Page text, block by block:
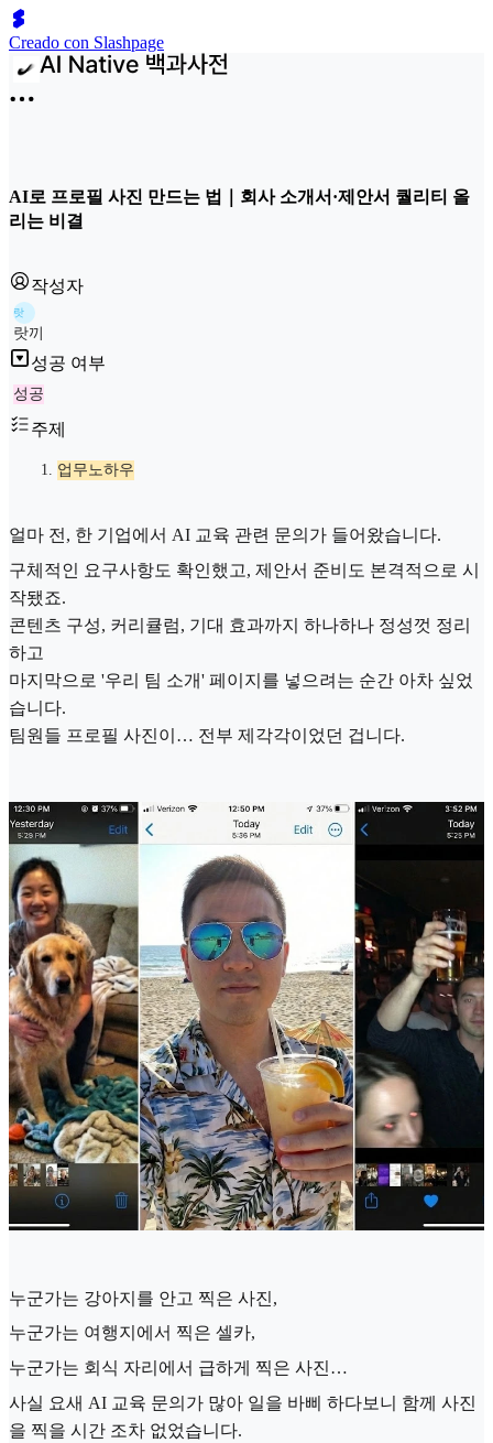
Creado con Slashpage
AI로 프로필 사진 만드는 법｜회사 소개서·제안서 퀄리티 올
리는 비결
작성자
랏
랏끼
성공 여부
성공
주제
업무노하우
얼마 전, 한 기업에서 AI 교육 관련 문의가 들어왔습니다.
구체적인 요구사항도 확인했고, 제안서 준비도 본격적으로 시
작됐죠.
콘텐츠 구성, 커리큘럼, 기대 효과까지 하나하나 정성껏 정리
하고
마지막으로 '우리 팀 소개' 페이지를 넣으려는 순간 아차 싶었
습니다.
팀원들 프로필 사진이… 전부 제각각이었던 겁니다.
누군가는 강아지를 안고 찍은 사진,
누군가는 여행지에서 찍은 셀카,
누군가는 회식 자리에서 급하게 찍은 사진…
사실 요새 AI 교육 문의가 많아 일을 바삐 하다보니 함께 사진
을 찍을 시간 조차 없었습니다.